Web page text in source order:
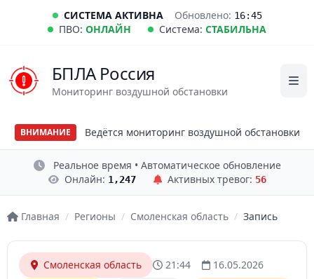
СИСТЕМА АКТИВНА Обновлено: 16:45
ПВО: ОНЛАЙН Система: СТАБИЛЬНА
БПЛА Россия
Мониторинг воздушной обстановки
ВНИМАНИЕ Ведётся мониторинг воздушной обстановки
Реальное время • Автоматическое обновление
Онлайн: 1,247 Активных тревог: 56
Главная / Регионы / Смоленская область / Запись
Смоленская область 21:44 16.05.2026